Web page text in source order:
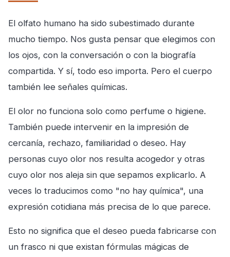
El olfato humano ha sido subestimado durante
mucho tiempo. Nos gusta pensar que elegimos con
los ojos, con la conversación o con la biografía
compartida. Y sí, todo eso importa. Pero el cuerpo
también lee señales químicas.
El olor no funciona solo como perfume o higiene.
También puede intervenir en la impresión de
cercanía, rechazo, familiaridad o deseo. Hay
personas cuyo olor nos resulta acogedor y otras
cuyo olor nos aleja sin que sepamos explicarlo. A
veces lo traducimos como "no hay química", una
expresión cotidiana más precisa de lo que parece.
Esto no significa que el deseo pueda fabricarse con
un frasco ni que existan fórmulas mágicas de